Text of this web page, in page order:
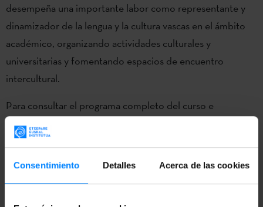
Consentimiento Detalles Acerca de las cookies
desempeña una importante labor como representante y
dinamizador de la lengua y la cultura vascas en el ámbito
académico, organizando actividades culturales y
universitarias y fomentando espacios de encuentro
intercultural.
Para consultar el programa completo del curso e
inscribirse, puede accederse al siguiente
VOLVER